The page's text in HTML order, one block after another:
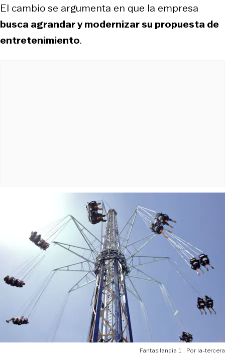
El cambio se argumenta en que la empresa
busca agrandar y modernizar su propuesta de
entretenimiento.
Fantasilandia 1 la-tercera